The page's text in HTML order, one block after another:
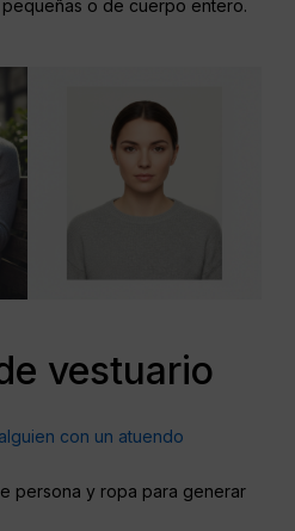
o de cuerpo entero.
vestuario
con un atuendo
persona y ropa para generar